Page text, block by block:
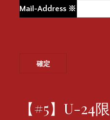
Mail-Address ※
【#5】U-